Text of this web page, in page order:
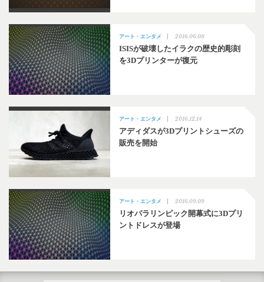
アート・エンタメ 2016.06.08
ISISが破壊したイラクの歴史的彫刻
を3Dプリンターが復元
アート・エンタメ 2016.12.14
アディダスが3Dプリントシューズの
販売を開始
アート・エンタメ 2016.09.09
リオパラリンピック開幕式に3Dプリ
ントドレスが登場